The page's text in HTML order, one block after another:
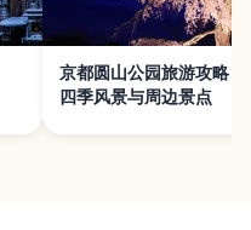
京都圆山公园旅游攻略｜
四季风景与周边景点